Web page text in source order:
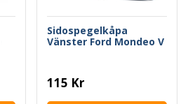
Sidospegelkåpa
Vänster Ford Mondeo V
115 Kr